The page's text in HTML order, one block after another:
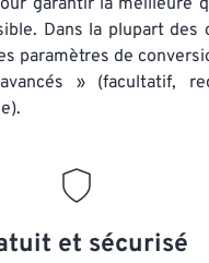
garantir la meilleure
Dans la plupart des
paramètres de
» (facultatif,
et sécurisé